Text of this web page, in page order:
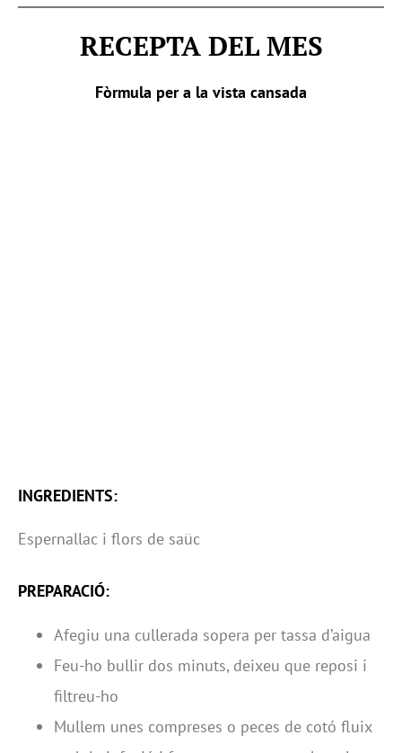
RECEPTA DEL MES
Fòrmula per a la vista cansada
INGREDIENTS:
Espernallac i flors de saüc
PREPARACIÓ:
Afegiu una cullerada sopera per tassa d’aigua
Feu-ho bullir dos minuts, deixeu que reposi i
filtreu-ho
Mullem unes compreses o peces de cotó fluix